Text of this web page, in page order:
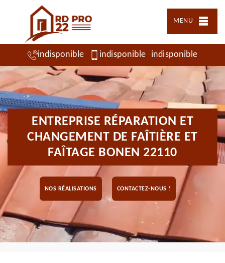
MENU
indisponible indisponible indisponible
ENTREPRISE RÉPARATION ET
CHANGEMENT DE FAÎTIÈRE ET
FAÎTAGE BONEN 22110
NOS RÉALISATIONS CONTACTEZ-NOUS !